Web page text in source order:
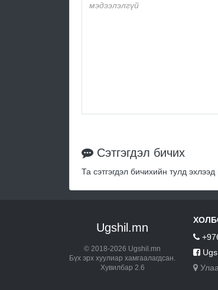
мэдээлэлгүй
Сэтгэгдэл бичих
Та сэтгэгдэл бичихийн тулд эхлээд
Ugshil.mn
© 2018-2026 Ugshil.mn
Бүх эрх хуулиар хамгаалагдсан.
Хувилбар 2.6